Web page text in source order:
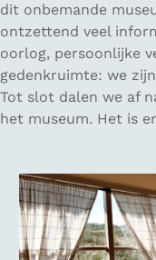
dit onbemande
ontzettend veel
oorlog, persoonlijke
gedenkruimte: we
Tot slot dalen we af
het museum. Het is